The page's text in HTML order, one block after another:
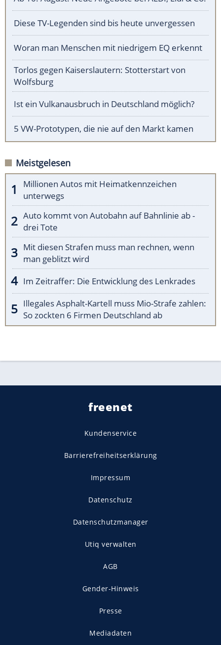
Diese TV-Legenden sind bis heute unvergessen
Woran man Menschen mit niedrigem EQ erkennt
Torlos gegen Kaiserslautern: Stotterstart von
Wolfsburg
Ist ein Vulkanausbruch in Deutschland möglich?
5 VW-Prototypen, die nie auf den Markt kamen
Meistgelesen
Millionen Autos mit Heimatkennzeichen
unterwegs
Auto kommt von Autobahn auf Bahnlinie ab -
drei Tote
Mit diesen Strafen muss man rechnen, wenn
man geblitzt wird
Im Zeitraffer: Die Entwicklung des Lenkrades
Illegales Asphalt-Kartell muss Mio-Strafe zahlen:
So zockten 6 Firmen Deutschland ab
freenet
Kundenservice
Barrierefreiheitserklärung
Impressum
Datenschutz
Datenschutzmanager
Utiq verwalten
AGB
Gender-Hinweis
Presse
Mediadaten